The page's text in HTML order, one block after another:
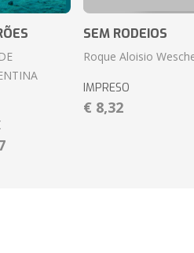
SEM RODEIOS
Roque Aloisio
IMPRESO
€ 8,32